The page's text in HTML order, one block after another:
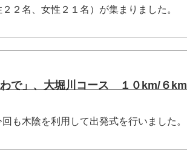
２名、女性２１名）が集まりました。
で」、大堀川コース １０km/６km
も木陰を利用して出発式を行いました。